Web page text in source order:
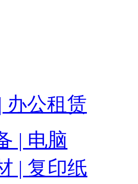
办公租赁
| 电脑
| 复印纸